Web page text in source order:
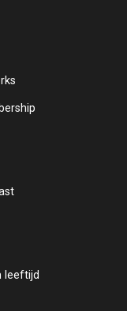
leeftijd